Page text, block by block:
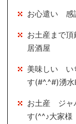
お心遣い 感
お土産まで
居酒屋
美味しい い
す(#^.^#)湧
お土産 ジャ
す(^^♪大家様